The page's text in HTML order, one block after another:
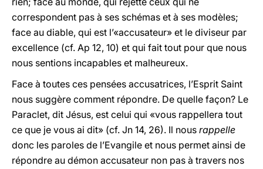
correspondent pas à ses schémas et à ses modèles;
face au diable, qui est l’«accusateur» et le diviseur par
excellence (cf. Ap 12, 10) et qui fait tout pour que nous
nous sentions incapables et malheureux.
Face à toutes ces pensées accusatrices, l’Esprit Saint
nous suggère comment répondre. De quelle façon? Le
Paraclet, dit Jésus, est celui qui «vous rappellera tout
ce que je vous ai dit» (cf. Jn 14, 26). Il nous rappelle
donc les paroles de l’Evangile et nous permet ainsi de
répondre au démon accusateur non pas à travers nos